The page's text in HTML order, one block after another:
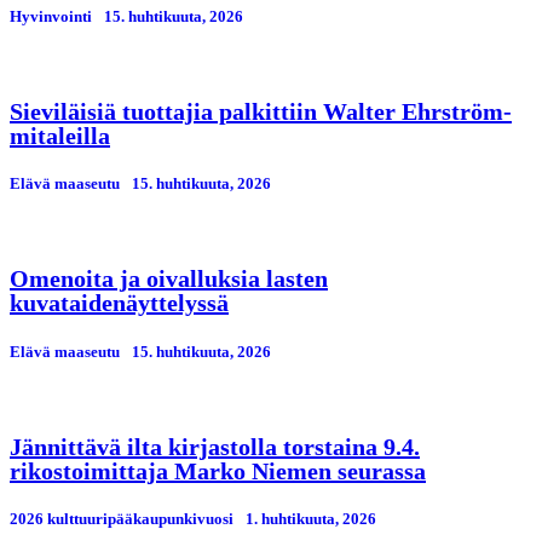
Hyvinvointi 15. huhtikuuta, 2026
Sieviläisiä tuottajia palkittiin Walter Ehrström-
mitaleilla
Elävä maaseutu 15. huhtikuuta, 2026
Omenoita ja oivalluksia lasten
kuvataidenäyttelyssä
Elävä maaseutu 15. huhtikuuta, 2026
Jännittävä ilta kirjastolla torstaina 9.4.
rikostoimittaja Marko Niemen seurassa
2026 kulttuuripääkaupunkivuosi 1. huhtikuuta, 2026